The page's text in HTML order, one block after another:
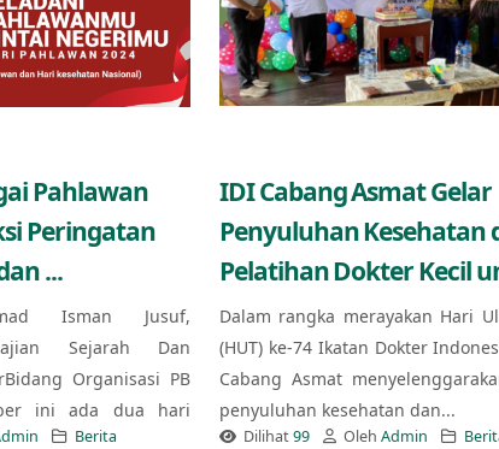
Pahlawan
Peringatan
...
Isman Jusuf,
Sejarah Dan
Organisasi PB
ini ada dua hari
Berita
IDI Cabang Asmat Gelar
Penyuluhan Kesehatan
Pelatihan Dokter Kecil
Dalam rangka merayakan Hari
(HUT) ke-74 Ikatan Dokter
Cabang Asmat
penyuluhan kesehatan dan...
Dilihat99 Oleh Admin